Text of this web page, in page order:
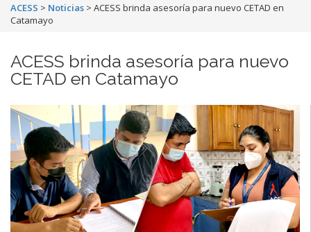
ACESS > Noticias > ACESS brinda asesoría para nuevo CETAD en
Catamayo
ACESS brinda asesoría para nuevo
CETAD en Catamayo